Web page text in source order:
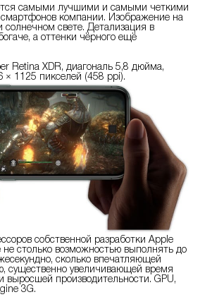
самыми лучшими и самыми четкими
смартфонов компании. Изображение на
свете. Детализация в
а оттенки чёрного ещё
Retina XDR, диагональ 5,8 дюйма,
× 1125 пикселей (458 ppi).
собственной разработки Apple
столько возможностью выполнять до
сколько впечатляющей
существенно увеличивающей время
выросшей производительности. GPU,
3G.